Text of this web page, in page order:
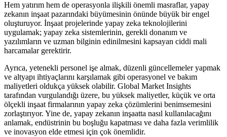
Hem yatırım hem de operasyonla ilişkili önemli masraflar, yapay
zekanın inşaat pazarındaki büyümesinin önünde büyük bir engel
oluşturuyor. İnşaat projelerinde yapay zeka teknolojilerini
uygulamak; yapay zeka sistemlerinin, gerekli donanım ve
yazılımların ve uzman bilginin edinilmesini kapsayan ciddi mali
harcamalar gerektirir.
Ayrıca, yetenekli personel işe almak, düzenli güncellemeler yapmak
ve altyapı ihtiyaçlarını karşılamak gibi operasyonel ve bakım
maliyetleri oldukça yüksek olabilir. Global Market Insights
tarafından vurgulandığı üzere, bu yüksek maliyetler, küçük ve orta
ölçekli inşaat firmalarının yapay zeka çözümlerini benimsemesini
zorlaştırıyor. Yine de, yapay zekanın inşaatta nasıl kullanılacağını
anlamak, endüstrinin bu boşluğu kapatması ve daha fazla verimlilik
ve inovasyon elde etmesi için çok önemlidir.